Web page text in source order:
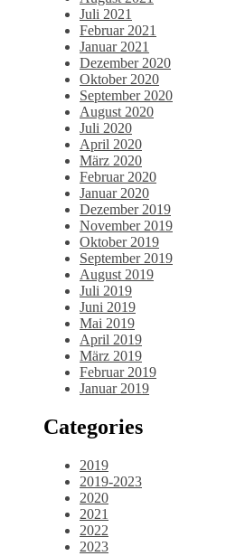
Juli 2021
Februar 2021
Januar 2021
Dezember 2020
Oktober 2020
September 2020
August 2020
Juli 2020
April 2020
März 2020
Februar 2020
Januar 2020
Dezember 2019
November 2019
Oktober 2019
September 2019
August 2019
Juli 2019
Juni 2019
Mai 2019
April 2019
März 2019
Februar 2019
Januar 2019
Categories
2019
2019-2023
2020
2021
2022
2023